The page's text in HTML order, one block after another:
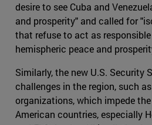
desire to see Cuba and
and prosperity" and called for
that refuse to act as
hemispheric peace and
Similarly, the new U.S. Security
challenges in the region, such
organizations, which impede
American countries, especially